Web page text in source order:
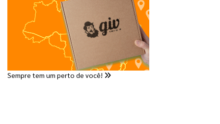
Sempre tem um perto de você!